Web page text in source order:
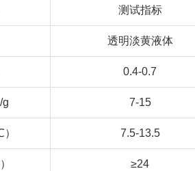
测试指标
透明淡黄液体
0.4-0.7
g 7-15
7.5-13.5
≥24